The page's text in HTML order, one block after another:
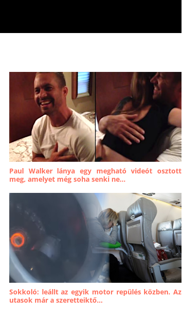
Paul Walker lánya egy megható videót osztott
meg, amelyet még soha senki ne...
Sokkoló: leállt az egyik motor repülés közben. Az
utasok már a szeretteiktő...